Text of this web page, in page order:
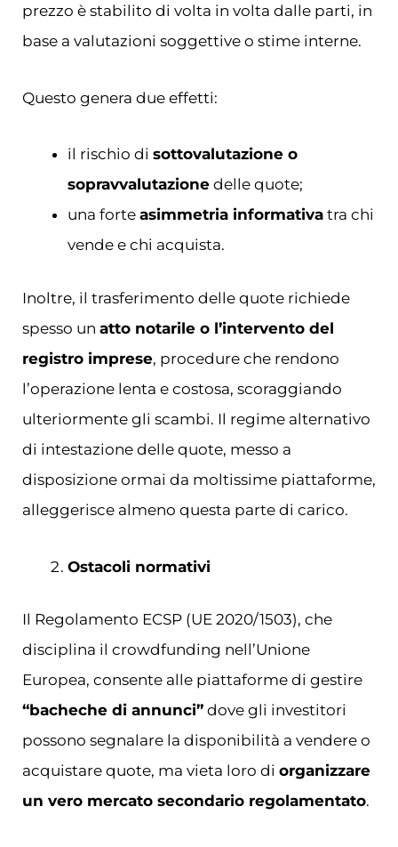
prezzo è stabilito di volta in volta dalle parti, in
base a valutazioni soggettive o stime interne.
Questo genera due effetti:
il rischio di sottovalutazione o
sopravvalutazione delle quote;
una forte asimmetria informativa tra chi
vende e chi acquista.
Inoltre, il trasferimento delle quote richiede
spesso un atto notarile o l’intervento del
registro imprese, procedure che rendono
l’operazione lenta e costosa, scoraggiando
ulteriormente gli scambi. Il regime alternativo
di intestazione delle quote, messo a
disposizione ormai da moltissime piattaforme,
alleggerisce almeno questa parte di carico.
Ostacoli normativi
Il Regolamento ECSP (UE 2020/1503), che
disciplina il crowdfunding nell’Unione
Europea, consente alle piattaforme di gestire
“bacheche di annunci” dove gli investitori
possono segnalare la disponibilità a vendere o
acquistare quote, ma vieta loro di organizzare
un vero mercato secondario regolamentato.